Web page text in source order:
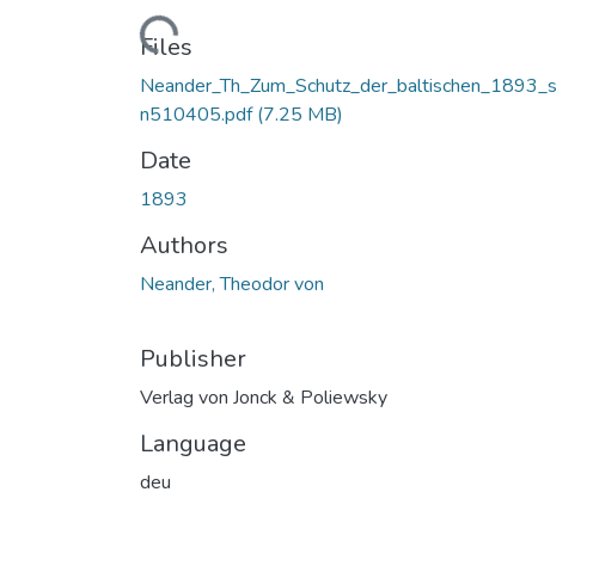
Loading...
Files
Neander_Th_Zum_Schutz_der_baltischen_1893_s
n510405.pdf(7.25 MB)
Date
1893
Authors
Neander, Theodor von
Publisher
Verlag von Jonck & Poliewsky
Language
deu